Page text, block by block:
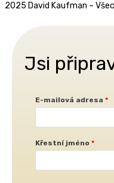
2025 David Kaufman –
Jsi
E-mailová adresa
Křestní jméno